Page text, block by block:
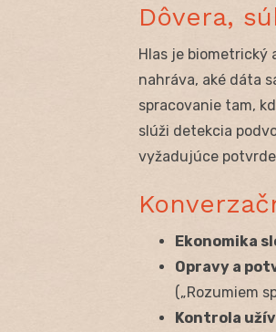
Dôvera,
Hlas je biometrický
nahráva, aké dáta
spracovanie tam,
slúži detekcia
vyžadujúce
Ekonomika
Opravy a
(„Rozumiem
Kontrola